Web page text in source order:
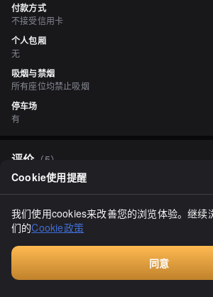
付款方式
不接受信用卡
个人包厢
无
吸烟与禁烟
所有座位均禁止吸烟
停车场
有
评价（5）
ちょにき
3.20
食。店内有一个展示柜，里面摆放着几种蛋
放着看起来可以保存时间较长的糕点。最近
甜，量也较少。奶油泡芙和奶油都有一种清
Cookie使用提醒
我们使用cookies来改善您的浏览体验。继续
们的Cookie政策
同意